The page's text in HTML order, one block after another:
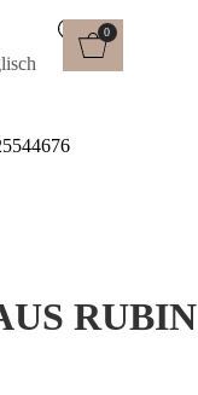
0
RUBIN